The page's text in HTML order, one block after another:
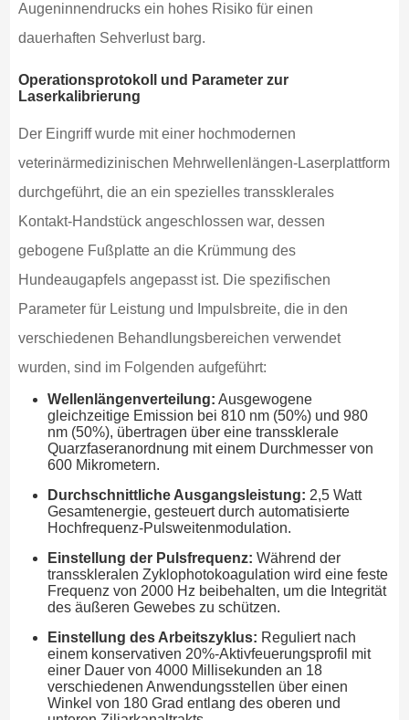
Augeninnendrucks ein hohes Risiko für einen
dauerhaften Sehverlust barg.
Operationsprotokoll und Parameter zur
Laserkalibrierung
Der Eingriff wurde mit einer hochmodernen
veterinärmedizinischen Mehrwellenlängen-Laserplattform
durchgeführt, die an ein spezielles transsklerales
Kontakt-Handstück angeschlossen war, dessen
gebogene Fußplatte an die Krümmung des
Hundeaugapfels angepasst ist. Die spezifischen
Parameter für Leistung und Impulsbreite, die in den
verschiedenen Behandlungsbereichen verwendet
wurden, sind im Folgenden aufgeführt:
Wellenlängenverteilung: Ausgewogene
gleichzeitige Emission bei 810 nm (50%) und 980
nm (50%), übertragen über eine transsklerale
Quarzfaseranordnung mit einem Durchmesser von
600 Mikrometern.
Durchschnittliche Ausgangsleistung: 2,5 Watt
Gesamtenergie, gesteuert durch automatisierte
Hochfrequenz-Pulsweitenmodulation.
Einstellung der Pulsfrequenz: Während der
transskleralen Zyklophotokoagulation wird eine feste
Frequenz von 2000 Hz beibehalten, um die Integrität
des äußeren Gewebes zu schützen.
Einstellung des Arbeitszyklus: Reguliert nach
einem konservativen 20%-Aktivfeuerungsprofil mit
einer Dauer von 4000 Millisekunden an 18
verschiedenen Anwendungsstellen über einen
Winkel von 180 Grad entlang des oberen und